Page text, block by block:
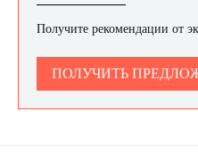
Получите рекомендации от
ПОЛУЧИТЬ